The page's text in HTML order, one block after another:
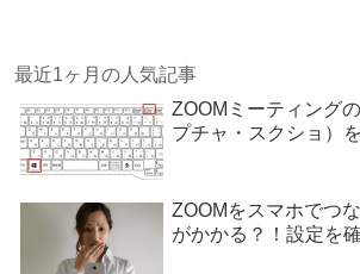
最近1ヶ月の人気記事
ZOOMミーティング
プチャ・スクショ）
ZOOMをスマホでつ
がかかる？！設定を確